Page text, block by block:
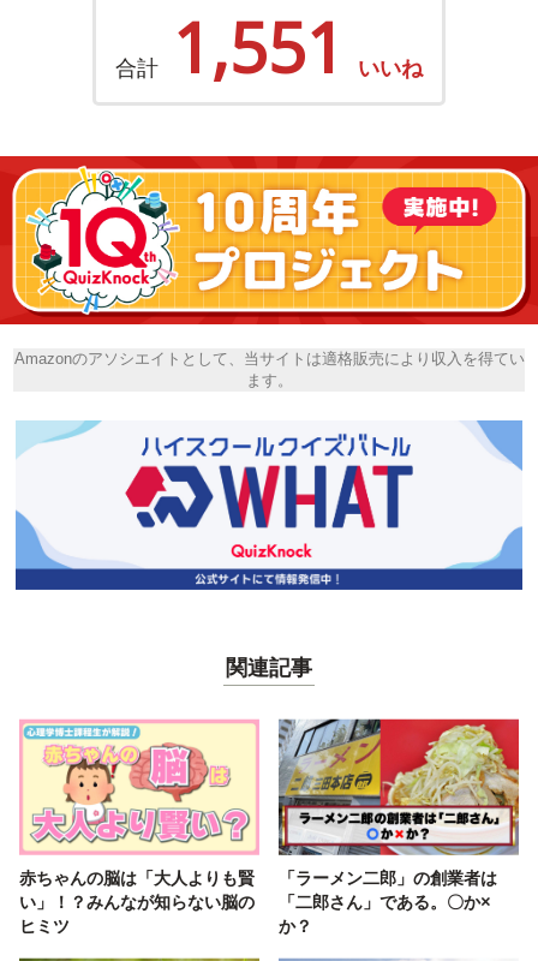
合計 1,551 いいね
Amazonのアソシエイトとして、当サイトは適格販売により収入を得てい
ます。
関連記事
赤ちゃんの脳は「大人よりも賢
い」！？みんなが知らない脳の
ヒミツ
「ラーメン二郎」の創業者は
「二郎さん」である。〇か×
か？